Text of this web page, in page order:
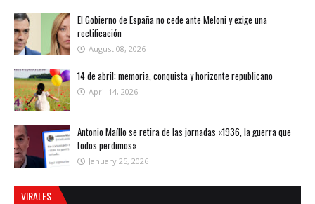
El Gobierno de España no cede ante Meloni y exige una
rectificación
August 08, 2026
14 de abril: memoria, conquista y horizonte republicano
April 14, 2026
Antonio Maíllo se retira de las jornadas «1936, la guerra que
todos perdimos»
January 25, 2026
VIRALES